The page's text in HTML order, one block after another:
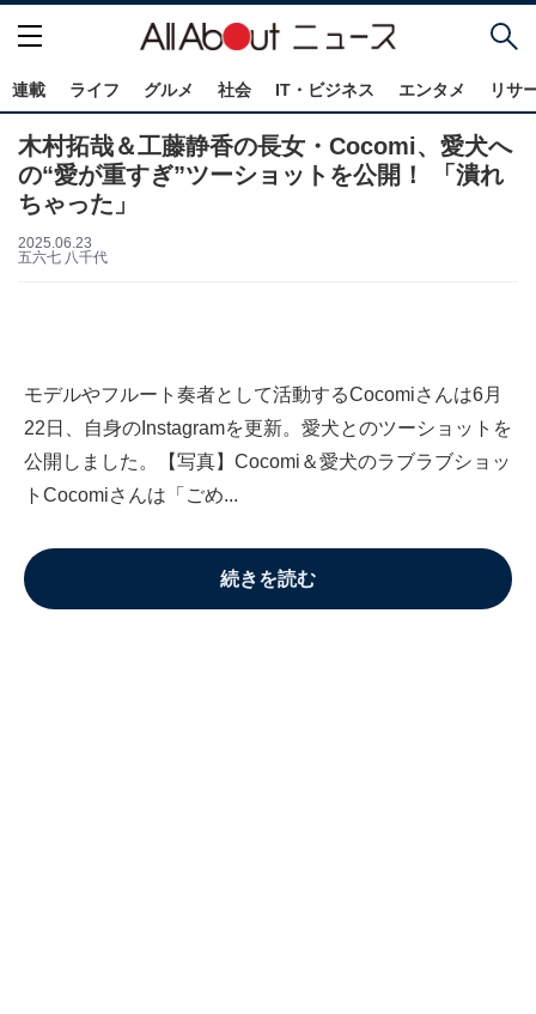
連載 ライフ グルメ 社会 IT・ビジネス エンタメ リサ
木村拓哉＆工藤静香の長女・Cocomi、愛犬へ
の“愛が重すぎ”ツーショットを公開！ 「潰れ
ちゃった」
2025.06.23
五六七 八千代
モデルやフルート奏者として活動するCocomiさんは6月
22日、自身のInstagramを更新。愛犬とのツーショットを
公開しました。【写真】Cocomi＆愛犬のラブラブショッ
トCocomiさんは「ごめ...
続きを読む